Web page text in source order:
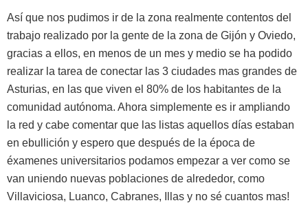
Así que nos pudimos ir de la zona realmente contentos del
trabajo realizado por la gente de la zona de Gijón y Oviedo,
gracias a ellos, en menos de un mes y medio se ha podido
realizar la tarea de conectar las 3 ciudades mas grandes de
Asturias, en las que viven el 80% de los habitantes de la
comunidad autónoma. Ahora simplemente es ir ampliando
la red y cabe comentar que las listas aquellos días estaban
en ebullición y espero que después de la época de
éxamenes universitarios podamos empezar a ver como se
van uniendo nuevas poblaciones de alrededor, como
Villaviciosa, Luanco, Cabranes, Illas y no sé cuantos mas!